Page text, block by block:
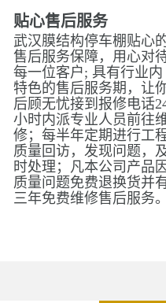
贴心售后服务
武汉膜结构停车棚贴心
售后服务保障，用心对
每一位客户; 具有行业内
特色的售后服务期，让
后顾无忧接到报修电话
小时内派专业人员前往
修；每半年定期进行工
质量回访，发现问题，
时处理；凡本公司产品
质量问题免费退换货并
三年免费维修售后服务